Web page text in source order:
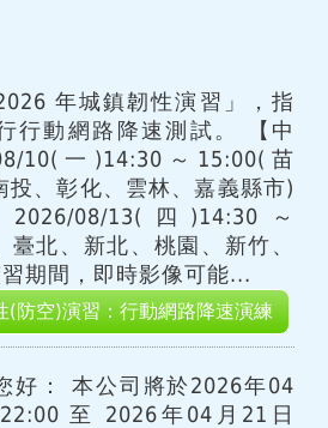
年城鎮韌性演習」，指
行動網路降速測試。 【中
10(一)14:30～15:00(苗
投、彰化、雲林、嘉義縣市)
08/13(四)14:30～
臺北、新北、桃園、新竹、
期間，即時影像可能...
(防空)演習：行動網路降速演練
好： 本公司將於2026年04
至 2026年04月21日